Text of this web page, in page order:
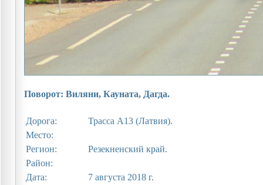
Поворот: Виляни, Кауната, Дагда.
Дорога:
Трасса A13 (Латвия).
Место:
Регион:
Резекненский край.
Район:
Дата:
7 августа 2018 г.